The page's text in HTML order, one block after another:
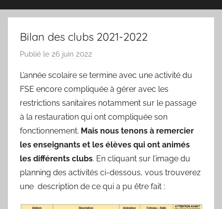
Bilan des clubs 2021-2022
Publié le 26 juin 2022
r
m
f
r
e
a
r
d
L’année scolaire se termine avec une activité du
FSE encore compliquée à gérer avec les
restrictions sanitaires notamment sur le passage
à la restauration qui ont compliquée son
fonctionnement. Mais nous tenons à remercier
les enseignants et les élèves qui ont animés
les différents clubs. En cliquant sur l’image du
planning des activités ci-dessous, vous trouverez
une description de ce qui a pu être fait :